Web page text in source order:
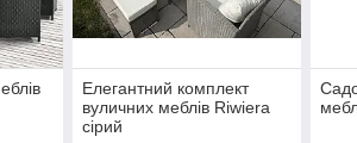
Елегантний комплект
вуличних меблів Riwiera
сірий